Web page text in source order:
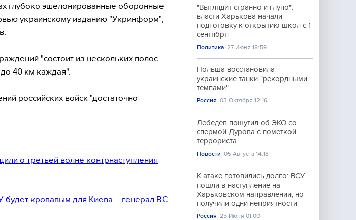
глубоко эшелонированные оборонные
украинскому изданию "Укринформ",
"состоит из нескольких полос
40 км каждая".
российских войск "достаточно
о третьей волне контрнаступления
будет кровавым для Киева – генерал ВС
"Выглядит странно и глупо":
власти Харькова начали
подготовку к открытию школ с 1
сентября
Политика 27 Июня 18:59
Польша восстановила
украинские танки "рекордными
темпами"
Россия 03 Октября 12:16
Лебедев пошутил об ЭКО со
спермой Дурова с пометкой
террориста
Новости 05 Августа 14:18
К атаке готовились долго: ВСУ
пошли в наступление на
Харьковском направлении, но
получили одни неприятности
Россия 25 Июня 01:00